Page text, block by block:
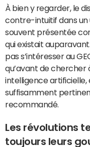
À bien y regarder, le
contre-intuitif dans un
souvent présentée
qui existait
pas s’intéresser au
qu’avant de chercher
intelligence
suffisamment
recommandé.
Les révolutions
toujours leurs